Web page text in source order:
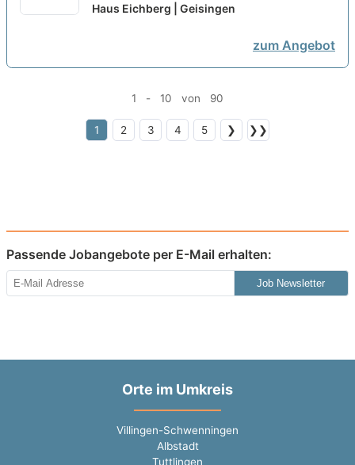
Sichern Sie sich heute Ihre
Haus Eichberg | Geisingen
zum Angebot
1 - 10 von 90
1 2 3 4 5 ❯ ❯❯
Passende Jobangebote per E-Mail erhalten:
Job Newsletter
Orte im Umkreis
Villingen-Schwenningen
Albstadt
Tuttlingen